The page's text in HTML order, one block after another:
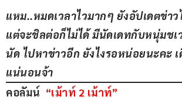
แหม..หมดเวลาไวมากๆ ยังอัปเดตข่าว
แต่จะชิลต่อก็ไม่ได้ มีนัดเดทกับหนุ่มชเ
นัด ไปหาข่าวอีก ยังไงรอหน่อยนะคะ เ
แน่นอนจ้า
คอลัมน์ “เม้าท์ 2 เม้าท์”